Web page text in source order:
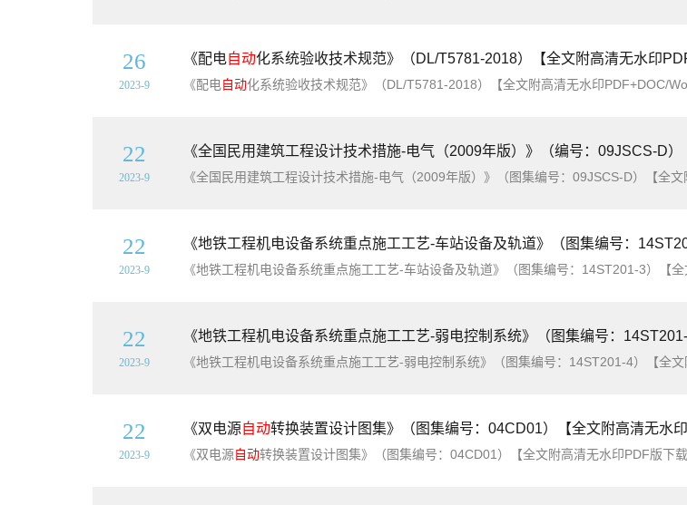
26
2023-9
《配电自动化系统验收技术规范》（DL/T5781-2018）【全文附高清无水印
《配电自动化系统验收技术规范》（DL/T5781-2018）【全文附高清无水印PDF+DOC/Word版下载】英文名称：Acceptance test
22
2023-9
《全国民用建筑工程设计技术措施-电气（2009年版）》（编号：09JSCS-D
22
2023-9
《地铁工程机电设备系统重点施工工艺-车站设备及轨道》（图集编号：14ST201-3
22
2023-9
《地铁工程机电设备系统重点施工工艺-弱电控制系统》（图集编号：
22
2023-9
《双电源自动转换装置设计图集》（图集编号：04CD01）【全文附高清无水印
《双电源自动转换装置设计图集》（图集编号：04CD01）【全文附高清无水印PDF版下载】简介